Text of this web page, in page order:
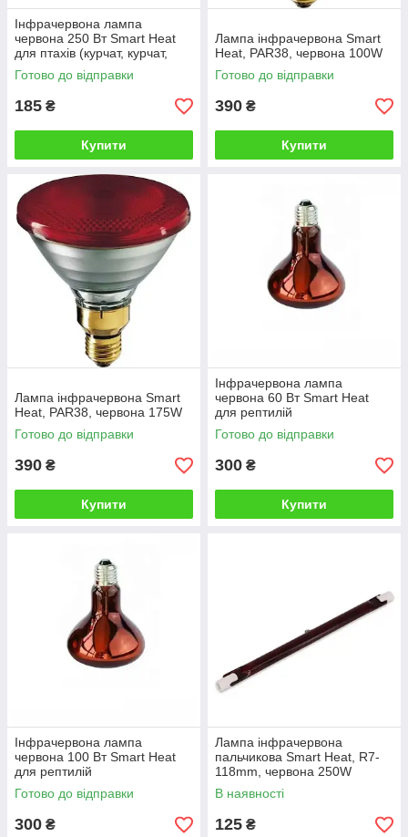
Інфрачервона лампа
червона 250 Вт Smart Heat
для птахів (курчат, курчат,
курей, перепелів, бройлера) і
тварин
Готово до відправки
185 ₴
Купити
Лампа інфрачервона Smart
Heat, PAR38, червона 100W
Готово до відправки
390 ₴
Купити
Лампа інфрачервона Smart
Heat, PAR38, червона 175W
Готово до відправки
390 ₴
Купити
Інфрачервона лампа
червона 60 Вт Smart Heat
для рептилій
Готово до відправки
300 ₴
Купити
Інфрачервона лампа
червона 100 Вт Smart Heat
для рептилій
Готово до відправки
300 ₴
Лампа інфрачервона
пальчикова Smart Heat, R7-
118mm, червона 250W
В наявності
125 ₴